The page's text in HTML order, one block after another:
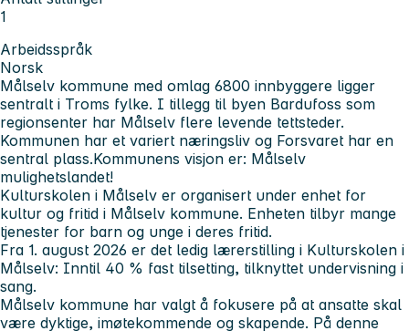
1
Arbeidsspråk
Norsk
Målselv kommune med omlag 6800 innbyggere ligger
sentralt i Troms fylke. I tillegg til byen Bardufoss som
regionsenter har Målselv flere levende tettsteder.
Kommunen har et variert næringsliv og Forsvaret har en
sentral plass.Kommunens visjon er: Målselv
mulighetslandet!
Kulturskolen i Målselv er organisert under enhet for
kultur og fritid i Målselv kommune. Enheten tilbyr mange
tjenester for barn og unge i deres fritid.
Fra 1. august 2026 er det ledig lærerstilling i Kulturskolen i
Målselv: Inntil 40 % fast tilsetting, tilknyttet undervisning i
sang.
Målselv kommune har valgt å fokusere på at ansatte skal
være dyktige, imøtekommende og skapende. På denne